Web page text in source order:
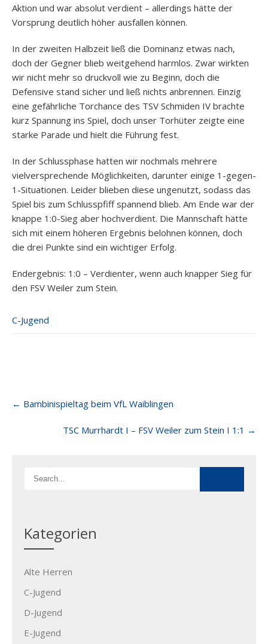
Aktion und war absolut verdient – allerdings hätte der
Vorsprung deutlich höher ausfallen können.
In der zweiten Halbzeit ließ die Dominanz etwas nach,
doch der Gegner blieb weitgehend harmlos. Zwar wirkten
wir nicht mehr so druckvoll wie zu Beginn, doch die
Defensive stand sicher und ließ nichts anbrennen. Einzig
eine gefährliche Torchance des TSV Schmiden IV brachte
kurz Spannung ins Spiel, doch unser Torhüter zeigte eine
starke Parade und hielt die Führung fest.
In der Schlussphase hatten wir nochmals mehrere
vielversprechende Möglichkeiten, darunter einige 1-gegen-
1-Situationen. Leider blieben diese ungenutzt, sodass das
Spiel bis zum Schlusspfiff spannend blieb. Am Ende war der
knappe 1:0-Sieg aber hochverdient. Die Mannschaft hätte
sich mit einem höheren Ergebnis belohnen können, doch
die drei Punkte sind ein wichtiger Erfolg.
Endergebnis: 1:0 – Verdienter, wenn auch knapper Sieg für
den FSV Weiler zum Stein.
C-Jugend
Post
navigation
← Bambinispieltag beim VfL Waiblingen
TSC Murrhardt I – FSV Weiler zum Stein I 1:1 →
Kategorien
Alte Herren
C-Jugend
D-Jugend
E-Jugend